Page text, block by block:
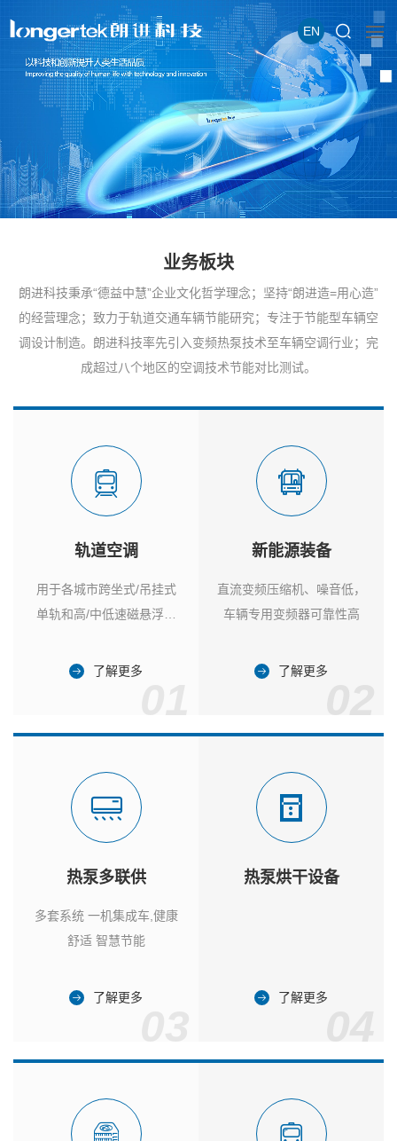
EN
业务板块
朗进科技秉承“德益中慧”企业文化哲学理念；坚持“朗进造=用心造”
的经营理念；致力于轨道交通车辆节能研究；专注于节能型车辆空
调设计制造。朗进科技率先引入变频热泵技术至车辆空调行业；完
成超过八个地区的空调技术节能对比测试。
轨道空调
用于各城市跨坐式/吊挂式
单轨和高/中低速磁悬浮列
了解更多
新能源装备
直流变频压缩机、噪音低，
车辆专用变频器可靠性高
了解更多
热泵多联供
多套系统 一机集成车,健康
舒适 智慧节能
了解更多
热泵烘干设备
了解更多